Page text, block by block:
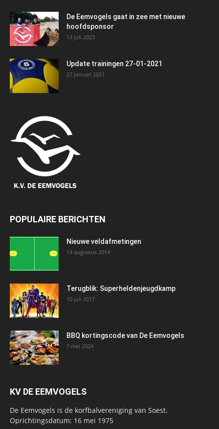
De Eemvogels gaat in zee met nieuwe
hoofdsponsor
13 juli 2023
Update trainingen 27-01-2021
27 januari 2021
POPULAIRE BERICHTEN
Nieuwe veldafmetingen
14 augustus 2014
Terugblik: Superheldenjeugdkamp
10 juli 2017
BBQ kortingscode van De Eemvogels
7 mei 2024
KV DE EEMVOGELS
De Eemvogels is de korfbalvereniging van Soest.
Oprichtingsdatum: 16 mei 1975